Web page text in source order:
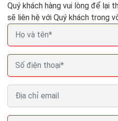
Quý khách hàng vui lòng để lại
sẽ liên hệ với Quý khách trong